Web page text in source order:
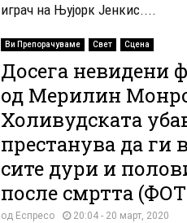
играч на Њујорк Јенкис....
Ви Препорачуваме Свет Сцена
Досега невидени
од Мерилин
Холивудската
престанува да ги
сите дури и
после смртта
од Еспресо 20:04 - 20 март, 2020